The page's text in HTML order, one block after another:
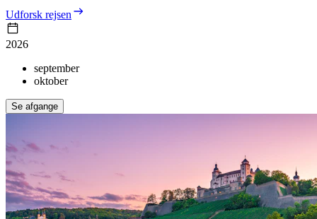
Udforsk rejsen
2026
september
oktober
Se afgange